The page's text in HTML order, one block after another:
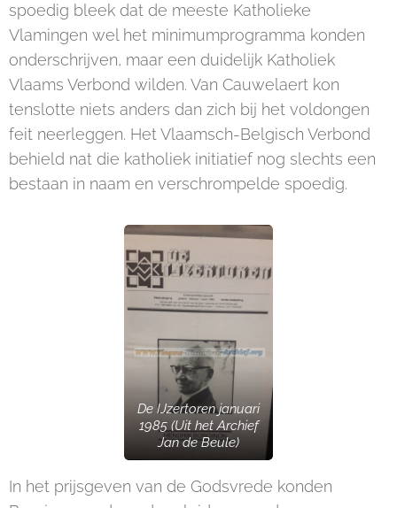
spoedig bleek dat de meeste Katholieke
Vlamingen wel het minimumprogramma konden
onderschrijven, maar een duidelijk Katholiek
Vlaams Verbond wilden. Van Cauwelaert kon
tenslotte niets anders dan zich bij het voldongen
feit neerleggen. Het Vlaamsch-Belgisch Verbond
behield nat die katholiek initiatief nog slechts een
bestaan in naam en verschrompelde spoedig.
De IJzertoren januari
1985 (Uit het Archief
Jan de Beule)
In het prijsgeven van de Godsvrede konden